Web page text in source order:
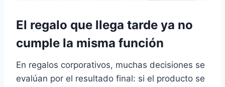
El regalo que llega tarde ya no
cumple la misma función
En regalos corporativos, muchas decisiones se
evalúan por el resultado final: si el producto se